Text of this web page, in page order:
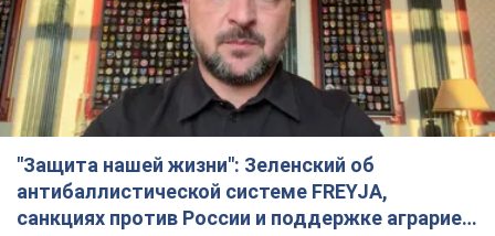
10 часов назад 72,1 т.
С 1 сентября украинским учителям повысят
зарплаты: Корецкий раскрыл подробности
правительство объявило об увеличении студенческих
стипендий
6 часов назад 3,9 т.